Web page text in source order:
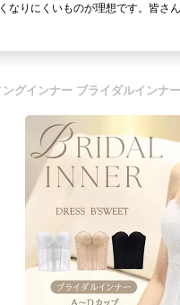
なりにくいものが理想です。皆さ